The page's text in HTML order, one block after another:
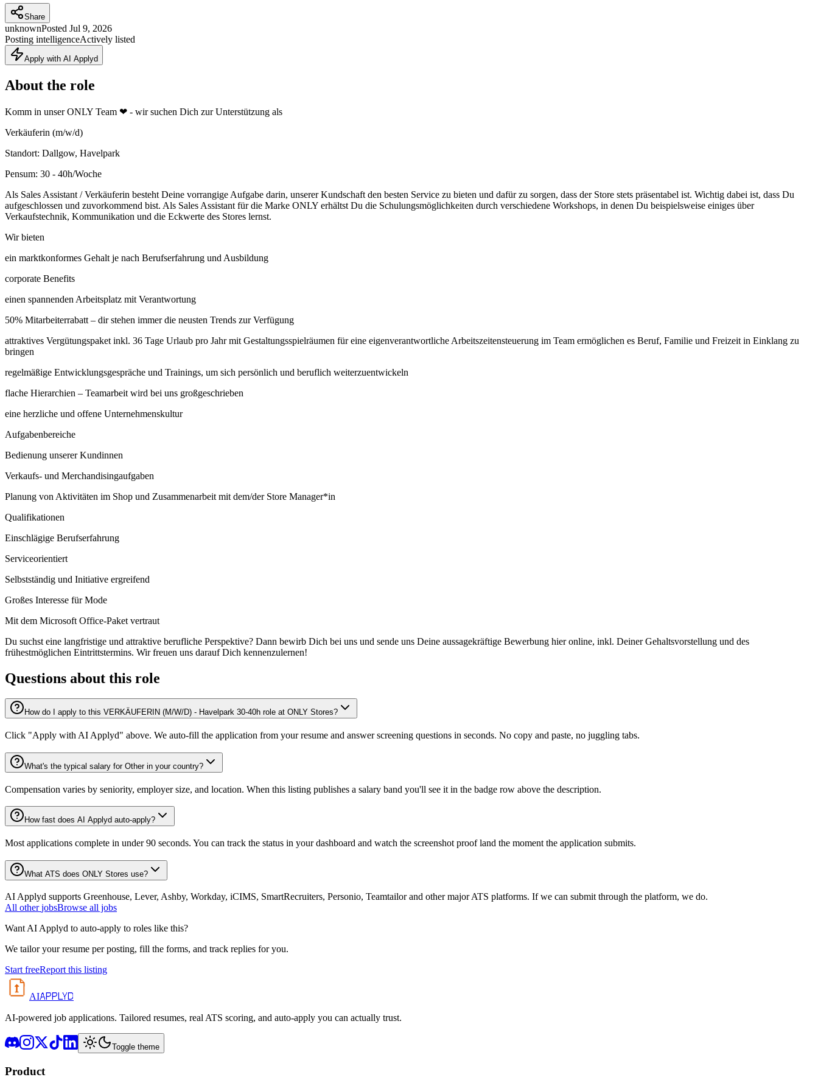
Share
unknownPosted Jul 9, 2026
Posting intelligenceActively listed
Apply with AI Applyd
About the role
Komm in unser ONLY Team ❤ - wir suchen Dich zur Unterstützung als
Verkäuferin (m/w/d)
Standort: Dallgow, Havelpark
Pensum: 30 - 40h/Woche
Als Sales Assistant / Verkäuferin besteht Deine vorrangige Aufgabe darin, unserer Kundschaft den besten Service zu bieten und dafür zu sorgen, dass der Store stets präsentabel ist. Wichtig dabei ist, dass Du
aufgeschlossen und zuvorkommend bist. Als Sales Assistant für die Marke ONLY erhältst Du die Schulungsmöglichkeiten durch verschiedene Workshops, in denen Du beispielsweise einiges über
Verkaufstechnik, Kommunikation und die Eckwerte des Stores lernst.
Wir bieten
ein marktkonformes Gehalt je nach Berufserfahrung und Ausbildung
corporate Benefits
einen spannenden Arbeitsplatz mit Verantwortung
50% Mitarbeiterrabatt – dir stehen immer die neusten Trends zur Verfügung
attraktives Vergütungspaket inkl. 36 Tage Urlaub pro Jahr mit Gestaltungsspielräumen für eine eigenverantwortliche Arbeitszeitensteuerung im Team ermöglichen es Beruf, Familie und Freizeit in Einklang zu
bringen
regelmäßige Entwicklungsgespräche und Trainings, um sich persönlich und beruflich weiterzuentwickeln
flache Hierarchien – Teamarbeit wird bei uns großgeschrieben
eine herzliche und offene Unternehmenskultur
Aufgabenbereiche
Bedienung unserer Kundinnen
Verkaufs- und Merchandisingaufgaben
Planung von Aktivitäten im Shop und Zusammenarbeit mit dem/der Store Manager*in
Qualifikationen
Einschlägige Berufserfahrung
Serviceorientiert
Selbstständig und Initiative ergreifend
Großes Interesse für Mode
Mit dem Microsoft Office-Paket vertraut
Du suchst eine langfristige und attraktive berufliche Perspektive? Dann bewirb Dich bei uns und sende uns Deine aussagekräftige Bewerbung hier online, inkl. Deiner Gehaltsvorstellung und des
frühestmöglichen Eintrittstermins. Wir freuen uns darauf Dich kennenzulernen!
Questions about this role
How do I apply to this VERKÄUFERIN (M/W/D) - Havelpark 30-40h role at ONLY Stores?
Click "Apply with AI Applyd" above. We auto-fill the application from your resume and answer screening questions in seconds. No copy and paste, no juggling tabs.
What's the typical salary for Other in your country?
Compensation varies by seniority, employer size, and location. When this listing publishes a salary band you'll see it in the badge row above the description.
How fast does AI Applyd auto-apply?
Most applications complete in under 90 seconds. You can track the status in your dashboard and watch the screenshot proof land the moment the application submits.
What ATS does ONLY Stores use?
AI Applyd supports Greenhouse, Lever, Ashby, Workday, iCIMS, SmartRecruiters, Personio, Teamtailor and other major ATS platforms. If we can submit through the platform, we do.
All other jobsBrowse all jobs
Want AI Applyd to auto-apply to roles like this?
We tailor your resume per posting, fill the forms, and track replies for you.
Start freeReport this listing
AIAPPLYD
AI-powered job applications. Tailored resumes, real ATS scoring, and auto-apply you can actually trust.
Toggle theme
Product